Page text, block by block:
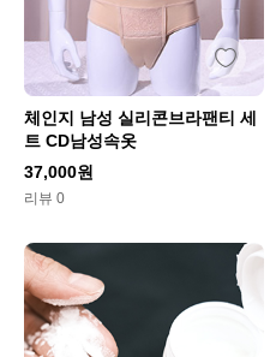
체인지 남성 실리콘브라팬티 세
트 CD남성속옷
37,000원
리뷰 0